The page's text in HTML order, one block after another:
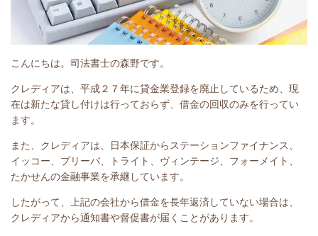
こんにちは。司法書士の森野です。
クレディアは、平成２７年に貸金業登録を廃止しているため、現
在は新たな貸し付けは行っておらず、借金の回収のみを行ってい
ます。
また、クレディアは、日本保証からステーションファイナンス、
イッコー、プリーバ、トライト、ヴィンテージ、フォーメイト、
たかせんの金融事業を承継しています。
したがって、上記の会社から借金を長年返済していない場合は、
クレディアから通知書や督促書が届くことがあります。